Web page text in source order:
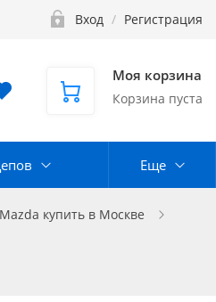
Вход / Регистрация
Моя корзина
Корзина пуста
Еще
купить в Москве